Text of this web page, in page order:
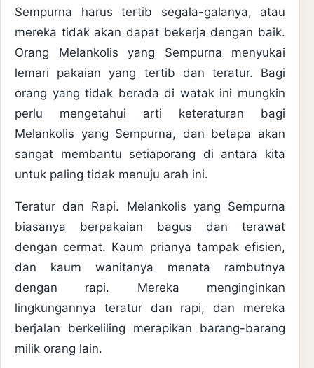
Sempurna harus tertib segala-galanya, atau
mereka tidak akan dapat bekerja dengan baik.
Orang Melankolis yang Sempurna menyukai
lemari pakaian yang tertib dan teratur. Bagi
orang yang tidak berada di watak ini mungkin
perlu mengetahui arti keteraturan bagi
Melankolis yang Sempurna, dan betapa akan
sangat membantu setiaporang di antara kita
untuk paling tidak menuju arah ini.
Teratur dan Rapi. Melankolis yang Sempurna
biasanya berpakaian bagus dan terawat
dengan cermat. Kaum prianya tampak efisien,
dan kaum wanitanya menata rambutnya
dengan rapi. Mereka menginginkan
lingkungannya teratur dan rapi, dan mereka
berjalan berkeliling merapikan barang-barang
milik orang lain.